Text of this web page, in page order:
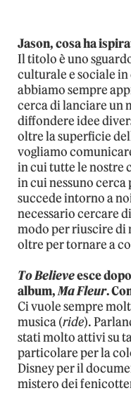
Jason, cosa ha
Il titolo è uno
culturale e sociale
abbiamo sempre
cerca di lanciare un
diffondere idee
oltre la superficie
vogliamo
in cui tutte le nostre
in cui nessuno
succede intorno a
necessario cercare
modo per riuscire di
oltre per tornare a
To Believeesce
album,Ma Fleur.
Ci vuole sempre
musica (ride).
stati molto attivi su
particolare per la
Disney per il
mistero dei